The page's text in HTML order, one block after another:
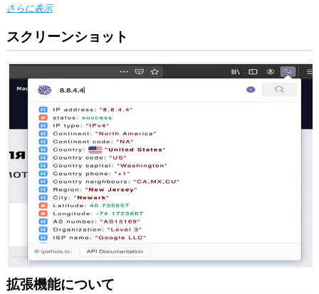
さらに表示
スクリーンショット
拡張機能について